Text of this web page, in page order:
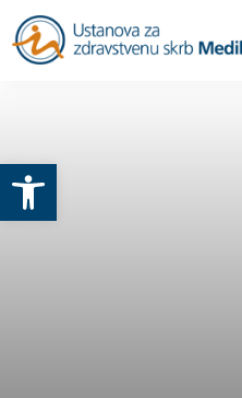
Otvori alatnu traku